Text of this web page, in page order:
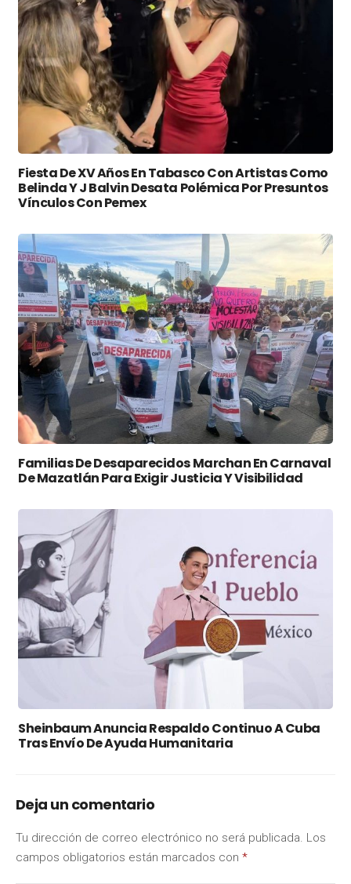
Fiesta De XV Años En Tabasco Con Artistas Como
Belinda Y J Balvin Desata Polémica Por Presuntos
Vínculos Con Pemex
Familias De Desaparecidos Marchan En Carnaval
De Mazatlán Para Exigir Justicia Y Visibilidad
Sheinbaum Anuncia Respaldo Continuo A Cuba
Tras Envío De Ayuda Humanitaria
Deja un comentario
Tu dirección de correo electrónico no será publicada. Los
campos obligatorios están marcados con *